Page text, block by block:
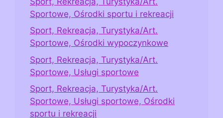
Sportowe, Ośrodki sportu i rekreacji
Sport, Rekreacja, Turystyka/Art.
Sportowe, Ośrodki wypoczynkowe
Sport, Rekreacja, Turystyka/Art.
Sportowe, Usługi sportowe
Sport, Rekreacja, Turystyka/Art.
Sportowe, Usługi sportowe, Ośrodki
sportu i rekreacji